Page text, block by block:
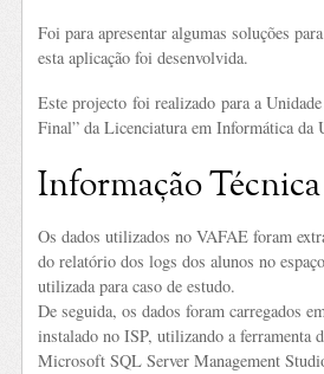
Foi para apresentar algumas soluções
esta aplicação foi desenvolvida.
Este projecto foi realizado para a
Final” da Licenciatura em Informática da
Informação Técnica
Os dados utilizados no VAFAE foram
do relatório dos logs dos alunos no
utilizada para caso de estudo.
De seguida, os dados foram carregados
instalado no ISP, utilizando a ferramenta
Microsoft SQL Server Management